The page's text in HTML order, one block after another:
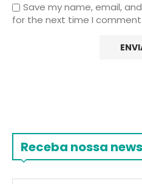
Save my name, email,
for the next time I comment.
Receba nossa